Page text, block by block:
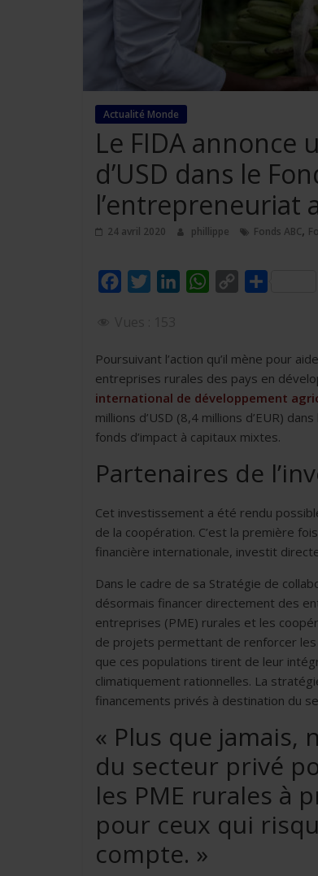
Actualité Monde
Le FIDA annonce
d’USD dans le
l’entrepreneuriat
24 avril 2020 phillippe Fonds ABC,
b
o
o
k
t
e
r
e
d
I
n
W
s
A
p
p
L
i
n
k
a
g
e
r
Poursuivant l’action qu’il mène pour
entreprises rurales des pays en
international de développement
millions d’USD (8,4 millions d’EUR)
fonds d’impact à capitaux mixtes.
Partenaires de
Cet investissement a été rendu
de la coopération. C’est la première
financière internationale, investit
Dans le cadre de sa Stratégie de
désormais financer directement des
entreprises (PME) rurales et les
de projets permettant de renforcer les
que ces populations tirent de leur
climatiquement rationnelles. La
financements privés à destination du
« Plus que jamais,
du secteur privé
les PME rurales à
pour ceux qui
compte. »